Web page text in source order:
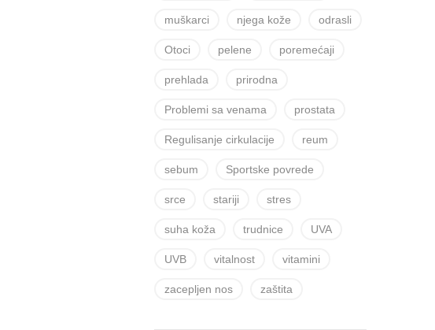
muškarci njega kože odrasli
Otoci pelene poremećaji
prehlada prirodna
Problemi sa venama prostata
Regulisanje cirkulacije reum
sebum Sportske povrede
srce stariji stres
suha koža trudnice UVA
UVB vitalnost vitamini
zacepljen nos zaštita